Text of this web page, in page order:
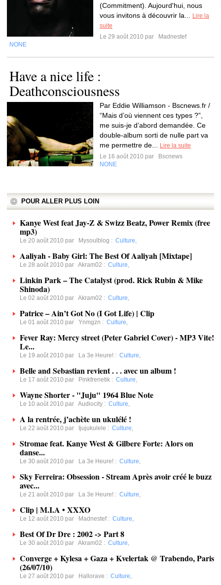
(Commitment). Aujourd'hui, nous
vous invitons à découvrir la...
Lire la
suite
Le 29 août 2010 par
Madnestef
NONE
Have a nice life :
Deathconsciousness
Par Eddie Williamson - Bscnews.fr /
“Mais d’où viennent ces types ?”,
me suis-je d’abord demandée. Ce
double-album sorti de nulle part va
me permettre de...
Lire la suite
Le 16 août 2010 par
Bscnews
NONE
POUR ALLER PLUS LOIN
Kanye West feat Jay-Z & Swizz Beatz, Power Remix (free
mp3)
Le 20 août 2010 par Mysoulblog : Culture,
Aaliyah - Baby Girl: The Best Of Aaliyah [Mixtape]
Le 28 août 2010 par Akram02 : Culture,
Linkin Park – The Catalyst (prod. Rick Rubin & Mike
Shinoda)
Le 02 août 2010 par Akram02 : Culture,
Patrice – Ain’t Got No (I Got Life) | Clip
Le 01 août 2010 par Ynmgzn : Culture,
Fever Ray: Mercy street (Peter Gabriel Cover) - MP3 Vite!
Le...
Le 19 août 2010 par La 3e Heure! : Culture,
Belle and Sebastian revient . . . avec un album !
Le 17 août 2010 par Pinkfrenetik : Culture,
Wayne Shorter - "Juju" 1964 Blue Note
Le 10 août 2010 par Audiocity : Culture,
A la rentrée, j’achète un ukulélé !
Le 22 août 2010 par Ijujukulele : Culture,
Stromae feat. Kanye West & Gilbere Forte: Alors on
danse...
Le 30 août 2010 par La 3e Heure! : Culture,
Sky Ferreira: Obsession - Stream Après avoir créé le buzz
avec...
Le 21 août 2010 par La 3e Heure! : Culture,
Clip | M.I.A • XXXO
Le 12 août 2010 par Madnestef: Culture,
Best Of Dr Dre : 2002 -> Part 8
Le 30 août 2010 par Akram02 : Culture,
Converge + Kylesa + Gaza + Kvelertak @ Trabendo, Paris
(26/07/10)
Le 27 août 2010 par Hallorave : Culture,